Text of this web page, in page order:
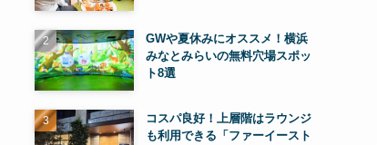
GWや夏休みにオススメ！横浜
みなとみらいの無料穴場スポッ
ト8選
コスパ良好！上層階はラウンジ
も利用できる「ファーイースト